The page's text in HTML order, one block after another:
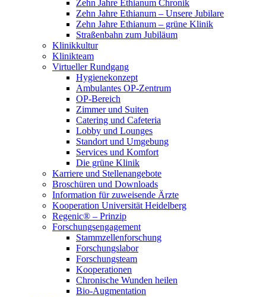
Zehn Jahre Ethianum Chronik
Zehn Jahre Ethianum – Unsere Jubilare
Zehn Jahre Ethianum – grüne Klinik
Straßenbahn zum Jubiläum
Klinikkultur
Klinikteam
Virtueller Rundgang
Hygienekonzept
Ambulantes OP-Zentrum
OP-Bereich
Zimmer und Suiten
Catering und Cafeteria
Lobby und Lounges
Standort und Umgebung
Services und Komfort
Die grüne Klinik
Karriere und Stellenangebote
Broschüren und Downloads
Information für zuweisende Ärzte
Kooperation Universität Heidelberg
Regenic® – Prinzip
Forschungsengagement
Stammzellenforschung
Forschungslabor
Forschungsteam
Kooperationen
Chronische Wunden heilen
Bio-Augmentation